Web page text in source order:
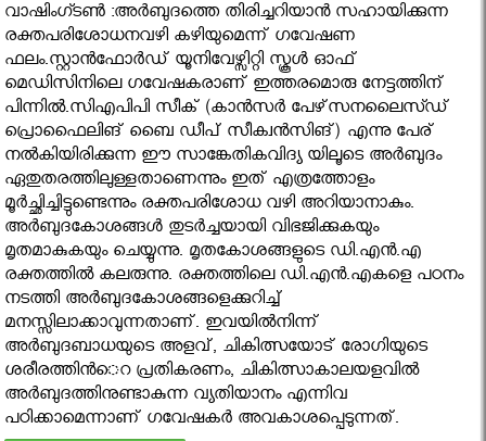
വാഷിംഗ്ടണ്‍ :അര്‍ബുദത്തെ തിരിച്ചറിയാന്‍ സഹായിക്കുന്ന
രക്തപരിശോധനവഴി കഴിയുമെന്ന് ഗവേഷണ
ഫലം.സ്റ്റാന്‍ഫോര്‍ഡ് യൂനിവേഴ്സിറ്റി സ്കൂള്‍ ഓഫ്
മെഡിസിനിലെ ഗവേഷകരാണ് ഇത്തരമൊരു നേട്ടത്തിന്
പിന്നിൽ.സിഎപിപി സീക് (കാന്‍സര്‍ പേഴ്‌സനലൈസ്ഡ്
പ്രൊഫൈലിങ് ബൈ ഡീപ് സീക്വന്‍സിങ്) എന്നു പേര്
നല്‍കിയിരിക്കുന്ന ഈ സാങ്കേതികവിദ്യ യിലൂടെ അര്‍ബുദം
ഏതുതരത്തിലുള്ളതാണെന്നും ഇത് എത്രത്തോളം
മൂര്‍ച്ഛിച്ചിട്ടുണ്ടെന്നും രക്തപരിശോധ വഴി അറിയാനാകും.
അര്‍ബുദകോശങ്ങള്‍ തുടര്‍ച്ചയായി വിഭജിക്കുകയും
മൃതമാകുകയും ചെയ്യുന്നു. മൃതകോശങ്ങളുടെ ഡി.എന്‍.എ
രക്തത്തില്‍ കലരുന്നു. രക്തത്തിലെ ഡി.എന്‍.എകളെ പഠനം
നടത്തി അര്‍ബുദകോശങ്ങളെക്കുറിച്ച്
മനസ്സിലാക്കാവുന്നതാണ്. ഇവയില്‍നിന്ന്
അര്‍ബുദബാധയുടെ അളവ്, ചികിത്സയോട് രോഗിയുടെ
ശരീരത്തിന്‍െറ പ്രതികരണം, ചികിത്സാകാലയളവില്‍
അര്‍ബുദത്തിനുണ്ടാകുന്ന വ്യതിയാനം എന്നിവ
പഠിക്കാമെന്നാണ് ഗവേഷകര്‍ അവകാശപ്പെടുന്നത്.